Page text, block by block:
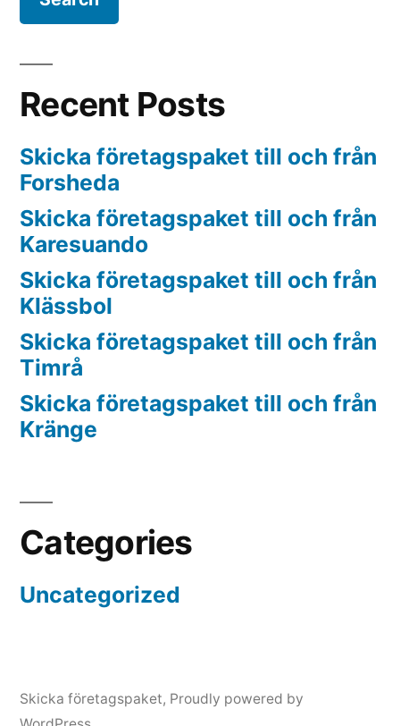
Recent Posts
Skicka företagspaket till och från
Forsheda
Skicka företagspaket till och från
Karesuando
Skicka företagspaket till och från
Klässbol
Skicka företagspaket till och från
Timrå
Skicka företagspaket till och från
Kränge
Categories
Uncategorized
Skicka företagspaket, Proudly powered by